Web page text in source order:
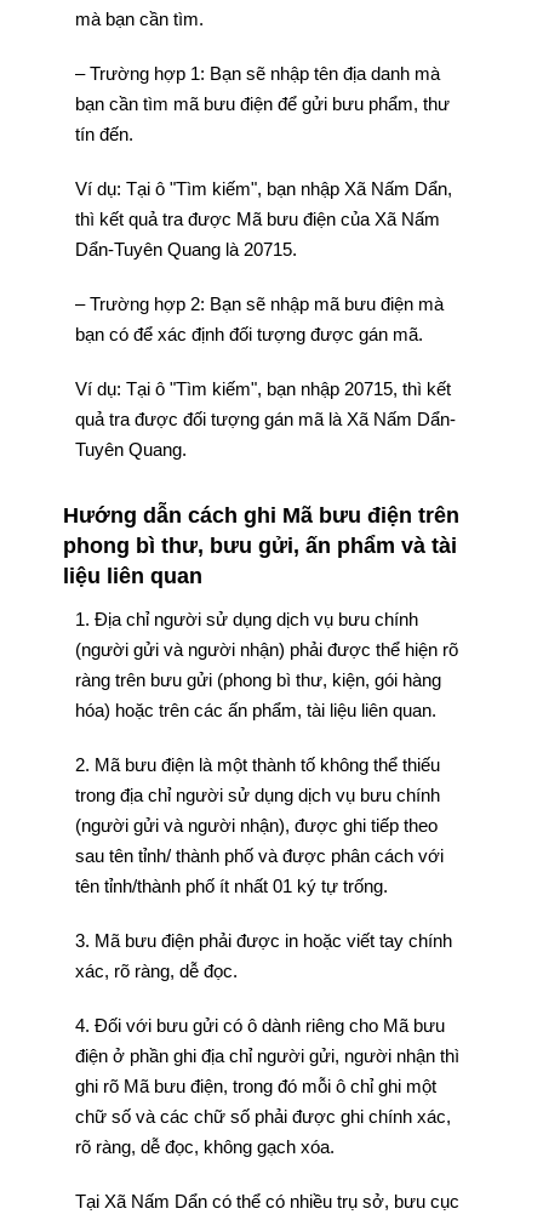
mà bạn cần tìm.
– Trường hợp 1: Bạn sẽ nhập tên địa danh mà
bạn cần tìm mã bưu điện để gửi bưu phẩm, thư
tín đến.
Ví dụ: Tại ô "Tìm kiếm", bạn nhập Xã Nấm Dẩn,
thì kết quả tra được Mã bưu điện của Xã Nấm
Dẩn-Tuyên Quang là 20715.
– Trường hợp 2: Bạn sẽ nhập mã bưu điện mà
bạn có để xác định đối tượng được gán mã.
Ví dụ: Tại ô "Tìm kiếm", bạn nhập 20715, thì kết
quả tra được đối tượng gán mã là Xã Nấm Dẩn-
Tuyên Quang.
Hướng dẫn cách ghi Mã bưu điện trên
phong bì thư, bưu gửi, ấn phẩm và tài
liệu liên quan
1. Địa chỉ người sử dụng dịch vụ bưu chính
(người gửi và người nhận) phải được thể hiện rõ
ràng trên bưu gửi (phong bì thư, kiện, gói hàng
hóa) hoặc trên các ấn phẩm, tài liệu liên quan.
2. Mã bưu điện là một thành tố không thể thiếu
trong địa chỉ người sử dụng dịch vụ bưu chính
(người gửi và người nhận), được ghi tiếp theo
sau tên tỉnh/ thành phố và được phân cách với
tên tỉnh/thành phố ít nhất 01 ký tự trống.
3. Mã bưu điện phải được in hoặc viết tay chính
xác, rõ ràng, dễ đọc.
4. Đối với bưu gửi có ô dành riêng cho Mã bưu
điện ở phần ghi địa chỉ người gửi, người nhận thì
ghi rõ Mã bưu điện, trong đó mỗi ô chỉ ghi một
chữ số và các chữ số phải được ghi chính xác,
rõ ràng, dễ đọc, không gạch xóa.
Tại Xã Nấm Dẩn có thể có nhiều trụ sở, bưu cục